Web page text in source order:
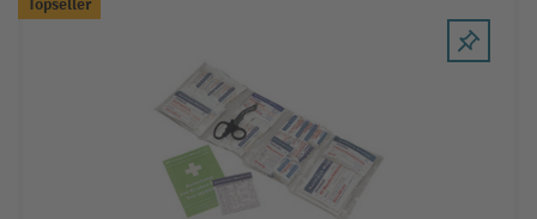
Topseller